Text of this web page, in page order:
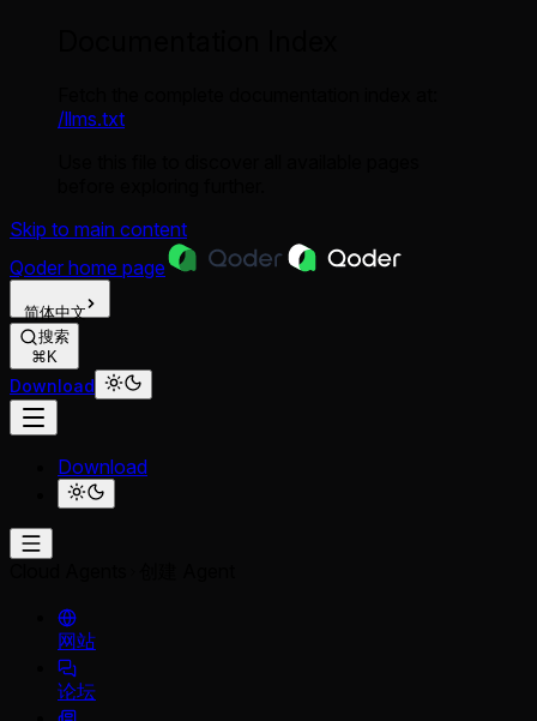
/llms.txt
Skip to main content
Qoder home page
简体中文
搜索
⌘K
Download
Download
网站
论坛